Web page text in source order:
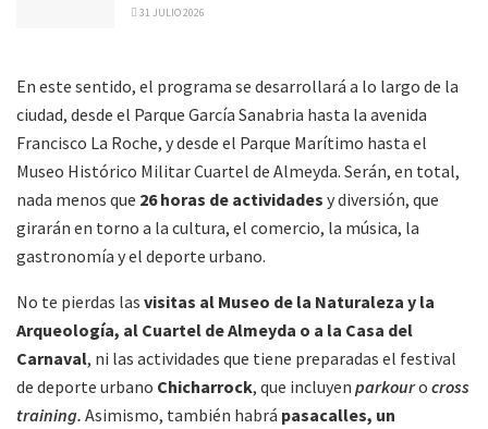
31 JULIO 2026
En este sentido, el programa se desarrollará a lo largo de la
ciudad, desde el Parque García Sanabria hasta la avenida
Francisco La Roche, y desde el Parque Marítimo hasta el
Museo Histórico Militar Cuartel de Almeyda. Serán, en total,
nada menos que 26 horas de actividades y diversión, que
girarán en torno a la cultura, el comercio, la música, la
gastronomía y el deporte urbano.
No te pierdas las visitas al Museo de la Naturaleza y la
Arqueología, al Cuartel de Almeyda o a la Casa del
Carnaval, ni las actividades que tiene preparadas el festival
de deporte urbano Chicharrock, que incluyen parkouro cross
training. Asimismo, también habrá pasacalles, un